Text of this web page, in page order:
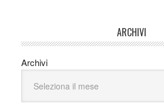
ARCHIVI
Archivi